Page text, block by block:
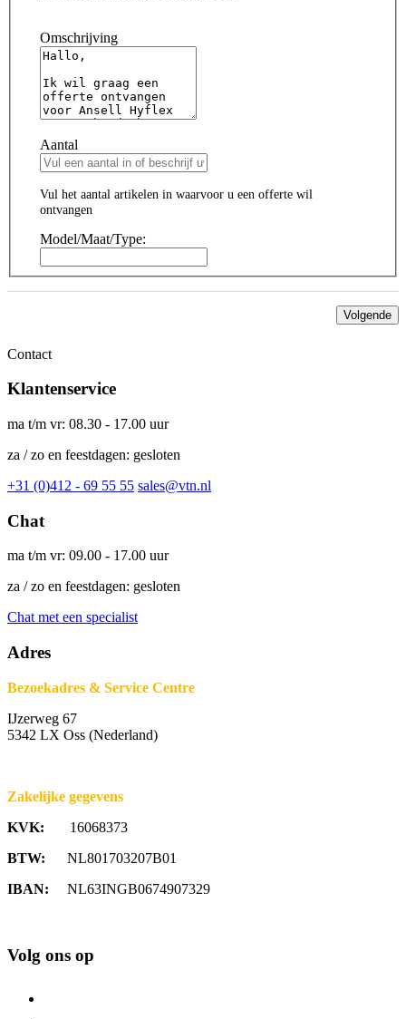
Omschrijving
Aantal
Vul het aantal artikelen in waarvoor u een offerte wil
ontvangen
Model/Maat/Type:
Volgende
Contact
Klantenservice
ma t/m vr: 08.30 - 17.00 uur
za / zo en feestdagen: gesloten
+31 (0)412 - 69 55 55 sales@vtn.nl
Chat
ma t/m vr: 09.00 - 17.00 uur
za / zo en feestdagen: gesloten
Chat met een specialist
Adres
Bezoekadres & Service Centre
IJzerweg 67
5342 LX Oss (Nederland)
Zakelijke gegevens
KVK: 16068373
BTW: NL801703207B01
IBAN: NL63INGB0674907329
Volg ons op